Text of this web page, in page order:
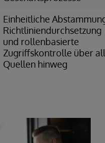
Einheitliche
Richtliniendurchsetzung
und rollenbasierte
Zugriffskontrolle über
Quellen hinweg